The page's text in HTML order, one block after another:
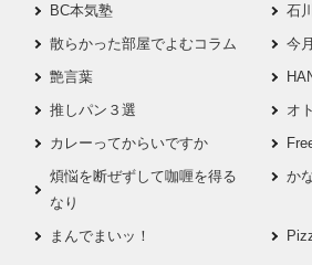
BC本気塾
石
散らかった部屋でよむコラム
今
艶言葉
推しパン３選
オ
カレーってからいですか
煩悩を断ぜずして咖喱を得る
なり
か
まんでまいッ！